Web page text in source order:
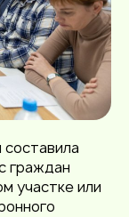
составила
граждан
участке или